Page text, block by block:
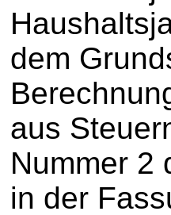
dem
aus
Nummer 2
in der